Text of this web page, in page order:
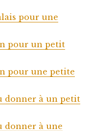
pour une
pour un petit
pour une petite
donner à un petit
donner à une